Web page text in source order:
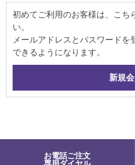
初めてご利用のお客様は、こち
い。
メールアドレスとパスワード
できるようになります。
お電話ご注文